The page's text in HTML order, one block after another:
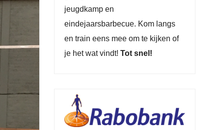
jeugdkamp en
eindejaarsbarbecue. Kom langs
en train eens mee om te kijken of
je het wat vindt! Tot snel!